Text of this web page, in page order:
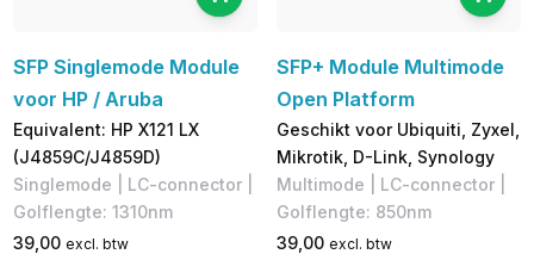
SFP Singlemode Module
voor HP / Aruba
Equivalent: HP X121 LX
(J4859C/J4859D)
Singlemode | LC-connector |
Golflengte: 1310nm
39,00 excl. btw
SFP+ Module Multimode
Open Platform
Geschikt voor Ubiquiti, Zyxel,
Mikrotik, D-Link, Synology
Multimode | LC-connector |
Golflengte: 850nm
39,00 excl. btw